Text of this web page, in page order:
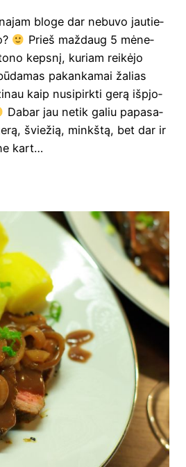
blo­ge dar nebu­vo jau­tie­
Prieš maž­daug 5 mėne­
keps­nį, kuriam rei­kė­jo
pakan­ka­mai žalias
kaip nusi­pirk­ti gerą išpjo­
Dabar jau netik galiu papa­sa­
švie­žią, minkš­tą, bet dar ir
kart…